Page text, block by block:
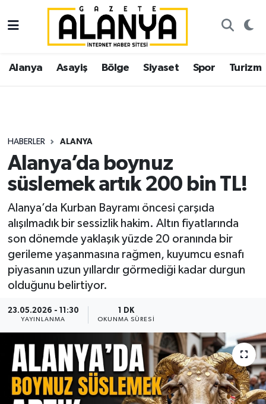
Alanya Asayiş Bölge Siyaset Spor Turizm
HABERLER ALANYA
Alanya’da boynuz
süslemek artık 200 bin TL!
Alanya’da Kurban Bayramı öncesi çarşıda
alışılmadık bir sessizlik hakim. Altın fiyatlarında
son dönemde yaklaşık yüzde 20 oranında bir
gerileme yaşanmasına rağmen, kuyumcu esnafı
piyasanın uzun yıllardır görmediği kadar durgun
olduğunu belirtiyor.
23.05.2026 - 11:30
YAYINLANMA
1 DK
OKUNMA SÜRESI
Alanya
Asayiş
Siyaset
Spor
Ekonomi
Gazipaşa
İstanbul Nöbetçi Eczaneler
İstanbul Hava Durumu
Süper Lig Puan Durumu ve Fikstür
Tüm Manşetler
Haber Arşivi